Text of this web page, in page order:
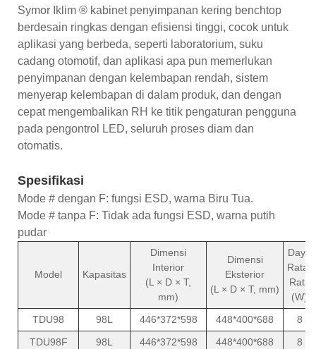
Symor Iklim ® kabinet penyimpanan kering benchtop
berdesain ringkas dengan efisiensi tinggi, cocok untuk
aplikasi yang berbeda, seperti laboratorium, suku
cadang otomotif, dan aplikasi apa pun memerlukan
penyimpanan dengan kelembapan rendah, sistem
menyerap kelembapan di dalam produk, dan dengan
cepat mengembalikan RH ke titik pengaturan pengguna
pada pengontrol LED, seluruh proses diam dan
otomatis.
Spesifikasi
Mode # dengan F: fungsi ESD, warna Biru Tua.
Mode # tanpa F: Tidak ada fungsi ESD, warna putih
pudar
Model Kapasitas
Dimensi
Interior
(L × D × T,
mm)
Dimensi
Eksterior
(L × D × T, mm)
Daya
Rata-
Rata
(W)
TDU98
98L 446*372*598 448*400*688
8
TDU98F
98L 446*372*598 448*400*688
8